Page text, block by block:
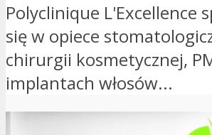
Polyclinique L'Excellence
się w opiece
chirurgii kosmetycznej,
implantach włosów...